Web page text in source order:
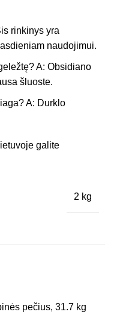
rinkinys yra
naudojimui.
A: Obsidiano
šluoste.
A: Durklo
galite
2 kg